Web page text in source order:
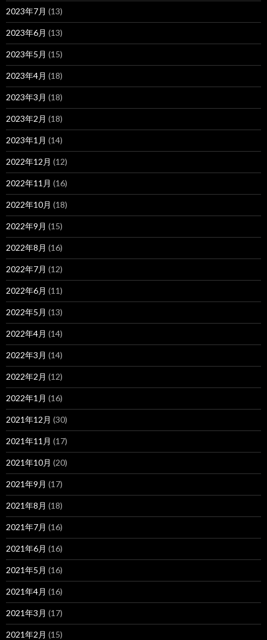
2023年7月 (13)
2023年6月 (13)
2023年5月 (15)
2023年4月 (18)
2023年3月 (18)
2023年2月 (18)
2023年1月 (14)
2022年12月 (12)
2022年11月 (16)
2022年10月 (18)
2022年9月 (15)
2022年8月 (16)
2022年7月 (12)
2022年6月 (11)
2022年5月 (13)
2022年4月 (14)
2022年3月 (14)
2022年2月 (12)
2022年1月 (16)
2021年12月 (30)
2021年11月 (17)
2021年10月 (20)
2021年9月 (17)
2021年8月 (18)
2021年7月 (16)
2021年6月 (16)
2021年5月 (16)
2021年4月 (16)
2021年3月 (17)
2021年2月 (15)